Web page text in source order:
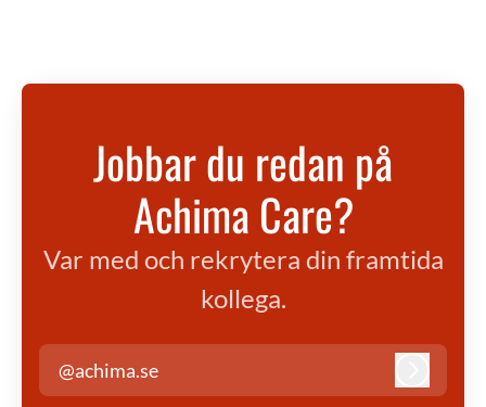
Jobbar du redan på
Achima Care?
Var med och rekrytera din framtida
kollega.
@achima.se